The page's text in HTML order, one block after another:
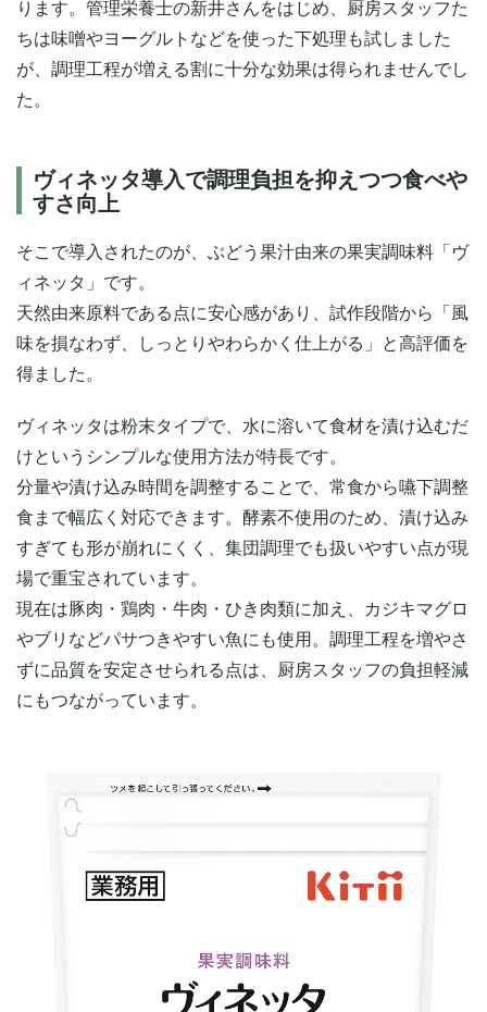
ります。管理栄養士の新井さんをはじめ、厨房スタッフた
ちは味噌やヨーグルトなどを使った下処理も試しました
が、調理工程が増える割に十分な効果は得られませんでし
た。
ヴィネッタ導入で調理負担を抑えつつ食べや
すさ向上
そこで導入されたのが、ぶどう果汁由来の果実調味料「ヴ
ィネッタ」です。
天然由来原料である点に安心感があり、試作段階から「風
味を損なわず、しっとりやわらかく仕上がる」と高評価を
得ました。
ヴィネッタは粉末タイプで、水に溶いて食材を漬け込むだ
けというシンプルな使用方法が特長です。
分量や漬け込み時間を調整することで、常食から嚥下調整
食まで幅広く対応できます。酵素不使用のため、漬け込み
すぎても形が崩れにくく、集団調理でも扱いやすい点が現
場で重宝されています。
現在は豚肉・鶏肉・牛肉・ひき肉類に加え、カジキマグロ
やブリなどパサつきやすい魚にも使用。調理工程を増やさ
ずに品質を安定させられる点は、厨房スタッフの負担軽減
にもつながっています。